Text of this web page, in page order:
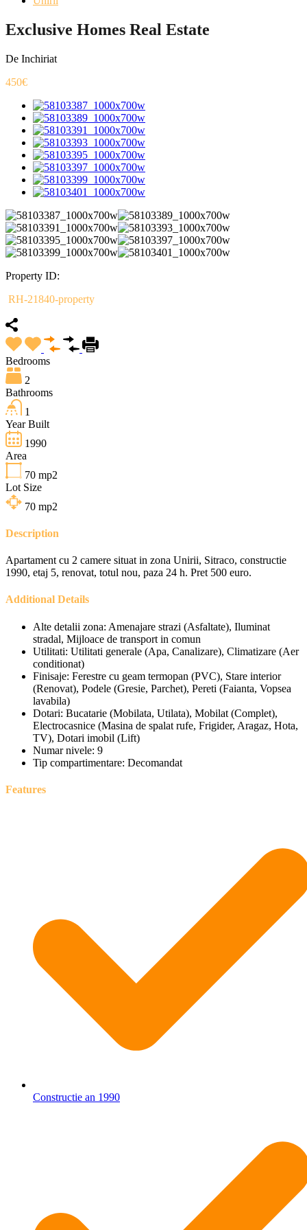
Exclusive Homes Real Estate
De Inchiriat
450€
Property ID:
RH-21840-property
Bedrooms
2
Bathrooms
1
Year Built
1990
Area
70 mp2
Lot Size
70 mp2
Description
Apartament cu 2 camere situat in zona Unirii, Sitraco, constructie
1990, etaj 5, renovat, totul nou, paza 24 h. Pret 500 euro.
Additional Details
Alte detalii zona: Amenajare strazi (Asfaltate), Iluminat
stradal, Mijloace de transport in comun
Utilitati: Utilitati generale (Apa, Canalizare), Climatizare (Aer
conditionat)
Finisaje: Ferestre cu geam termopan (PVC), Stare interior
(Renovat), Podele (Gresie, Parchet), Pereti (Faianta, Vopsea
lavabila)
Dotari: Bucatarie (Mobilata, Utilata), Mobilat (Complet),
Electrocasnice (Masina de spalat rufe, Frigider, Aragaz, Hota,
TV), Dotari imobil (Lift)
Numar nivele: 9
Tip compartimentare: Decomandat
Features
Constructie an 1990